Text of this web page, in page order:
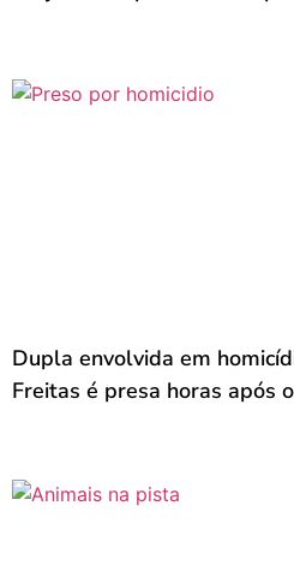
Dupla envolvida em
Freitas é presa horas após